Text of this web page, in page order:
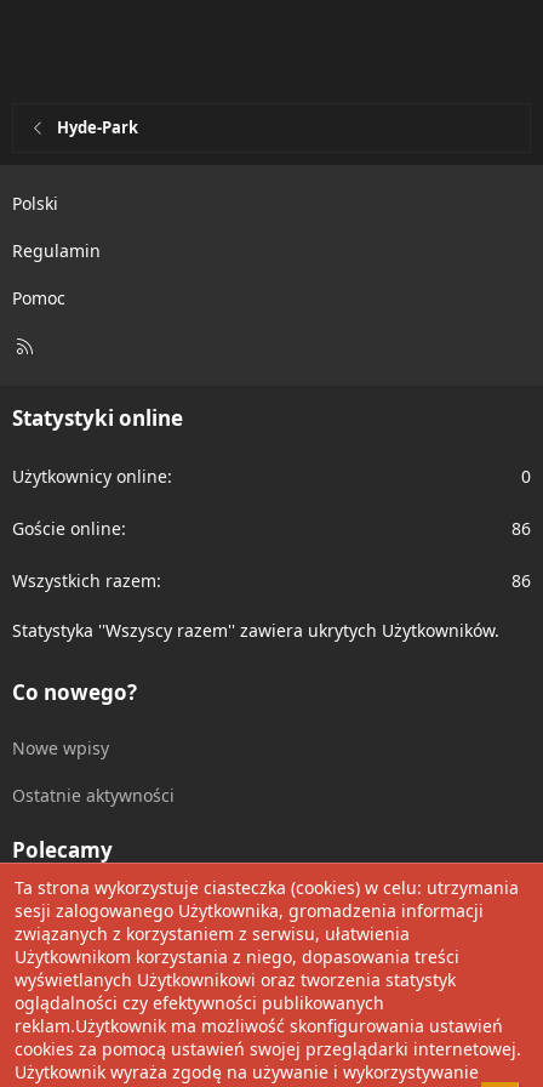
Hyde-Park
Polski
Regulamin
Pomoc
R
Statystyki online
Użytkownicy online 0
Goście online 86
Wszystkich razem 86
Statystyka ''Wszyscy razem'' zawiera ukrytych Użytkowników.
Co nowego?
Nowe wpisy
Ostatnie aktywności
Polecamy
Wolnościowe cytaty
Udostępnij
Facebook
TwitterRedditPinterest
TumblrWhatsApp
Umieść Link
Ta strona wykorzystuje ciasteczka (cookies) w celu: utrzymania
sesji zalogowanego Użytkownika, gromadzenia informacji
związanych z korzystaniem z serwisu, ułatwienia
Użytkownikom korzystania z niego, dopasowania treści
wyświetlanych Użytkownikowi oraz tworzenia statystyk
oglądalności czy efektywności publikowanych
reklam.Użytkownik ma możliwość skonfigurowania ustawień
cookies za pomocą ustawień swojej przeglądarki internetowej.
Użytkownik wyraża zgodę na używanie i wykorzystywanie